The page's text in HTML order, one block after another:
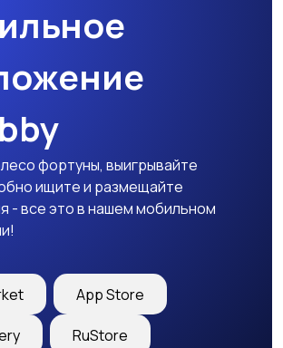
фортуны, выигрывайте
ищите и размещайте
- все это в нашем мобильном
App Store
RuStore